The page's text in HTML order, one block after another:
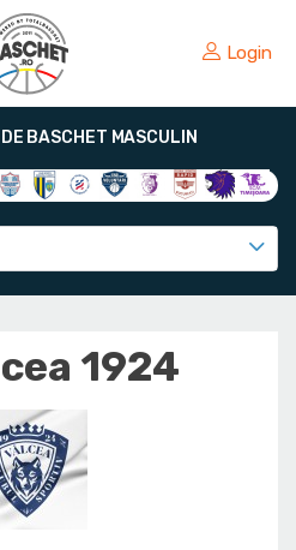
Login
BASCHET MASCULIN
1924